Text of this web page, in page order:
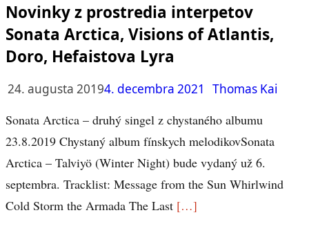
Novinky z prostredia interpetov
Sonata Arctica, Visions of Atlantis,
Doro, Hefaistova Lyra
24. augusta 20194. decembra 2021 Thomas Kai
Sonata Arctica – druhý singel z chystaného albumu
23.8.2019 Chystaný album fínskych melodikovSonata
Arctica – Talviyö (Winter Night) bude vydaný už 6.
septembra. Tracklist: Message from the Sun Whirlwind
Cold Storm the Armada The Last […]